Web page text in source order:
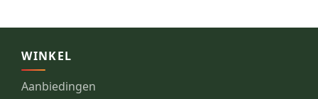
WINKEL
Aanbiedingen